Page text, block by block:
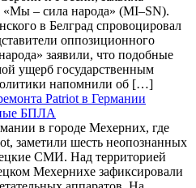
«Мы – сила народа» (MI–SN).
в Белград спровоцировал
оппозиционного
заявили, что подобные
ущерб государственным
напомнили об […]
Patriot в Германии
БПЛА
в городе Мехерних, где
заметили шесть неопознанных
СМИ. Над территорией
Мехернихе зафиксировали